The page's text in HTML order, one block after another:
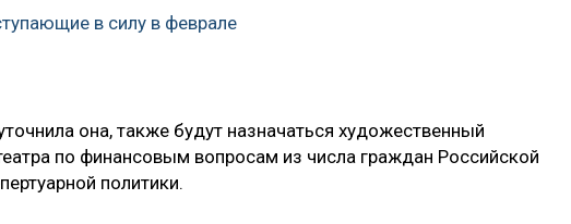
в силу в феврале
она, также будут назначаться художественный
по финансовым вопросам из числа граждан Российской
политики.